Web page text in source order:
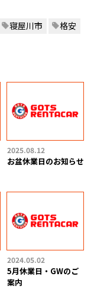
寝屋川市
格安
2025.08.12
お盆休業日のお知らせ
2024.05.02
5月休業日・GWのご
案内